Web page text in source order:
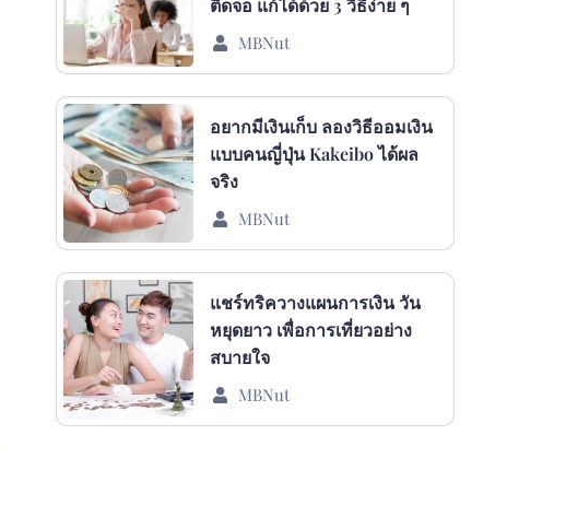
ติดจอ แก้ได้ด้วย 3 วิธีง่าย ๆ
MBNut
อยากมีเงินเก็บ ลองวิธีออมเงิน
แบบคนญี่ปุ่น Kakeibo ได้ผล
จริง
MBNut
แชร์ทริควางแผนการเงิน วัน
หยุดยาว เพื่อการเที่ยวอย่าง
สบายใจ
MBNut